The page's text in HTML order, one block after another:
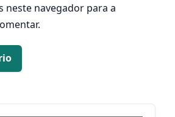
neste navegador para a